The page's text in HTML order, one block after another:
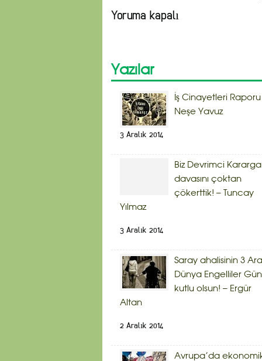
Yoruma kapalı
Yazılar
İş Cinayetleri Raporu
Neşe Yavuz
3 Aralık 2014
Biz Devrimci
davasını çoktan
çökerttik! – Tuncay
Yılmaz
3 Aralık 2014
Saray ahalisinin 3
Dünya Engelliler
kutlu olsun! – Ergür
Altan
2 Aralık 2014
Avrupa’da